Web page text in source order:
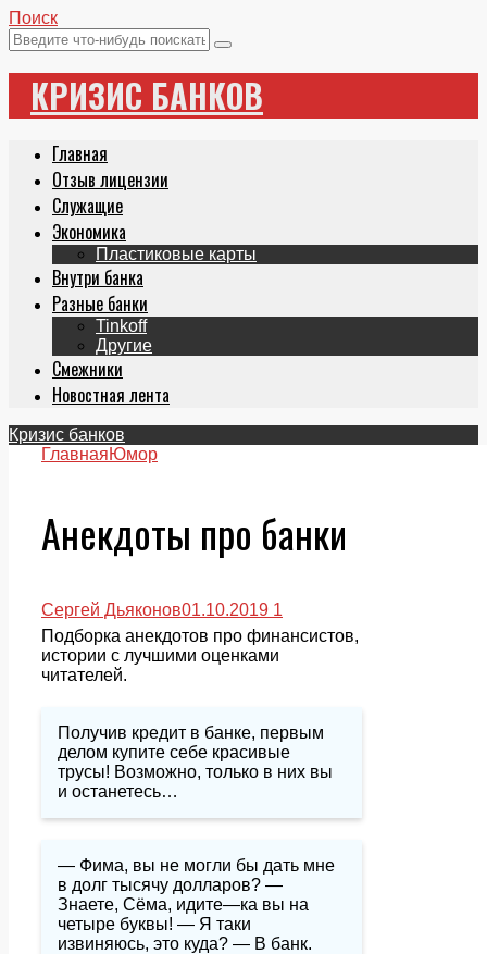
Поиск
КРИЗИС БАНКОВ
Главная
Отзыв лицензии
Служащие
Экономика
Пластиковые карты
Внутри банка
Разные банки
Tinkoff
Другие
Смежники
Новостная лента
Кризис банков
ГлавнаяЮмор
Анекдоты про банки
Сергей Дьяконов01.10.2019 1
Подборка анекдотов про финансистов,
истории с лучшими оценками
читателей.
Получив кредит в банке, первым
делом купите себе красивые
трусы! Возможно, только в них вы
и останетесь…
— Фима, вы не могли бы дать мне
в долг тысячу долларов? —
Знаете, Сёма, идите—ка вы на
четыре буквы! — Я таки
извиняюсь, это куда? — В банк.